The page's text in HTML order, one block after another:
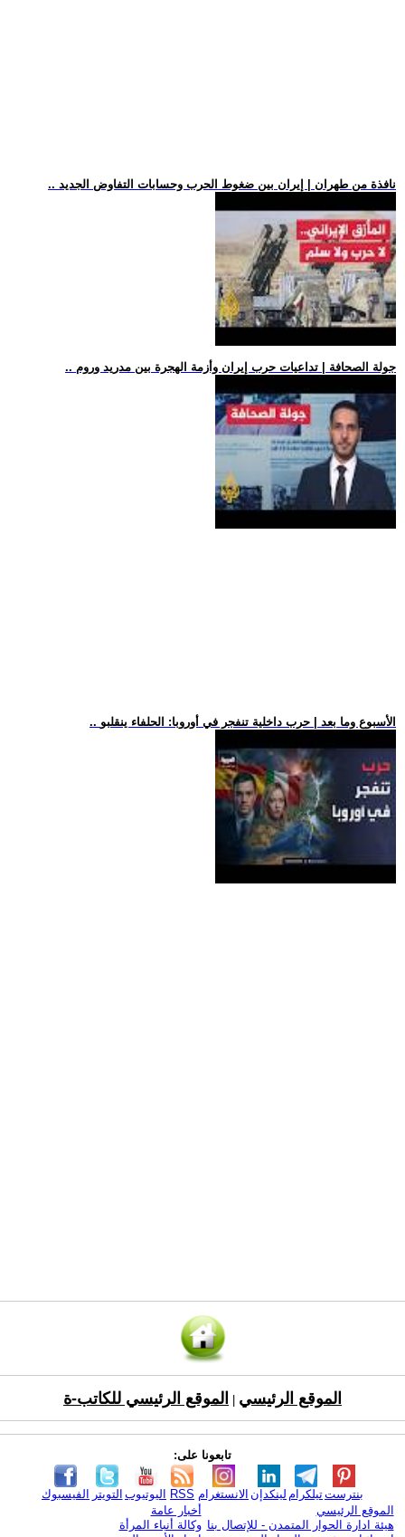
.. نافذة من طهران | إيران بين ضغوط الحرب وحسابات التفاوض الجديد
.. جولة الصحافة | تداعيات حرب إيران وأزمة الهجرة بين مدريد وروم
.. الأسبوع وما بعد | حرب داخلية تنفجر في أوروبا: الحلفاء ينقلبو
الموقع الرئيسي الموقع الرئيسي للكاتب-ة
تابعونا على:
الفيسبوك التويتر اليوتيوب RSS الانستغرام لينكدإن تيلكرامبنترست
الموقع الرئيسي
هيئة ادارة الحوار المتمدن - للإتصال بنا
أخبار عامة
وكالة أنباء المرأة